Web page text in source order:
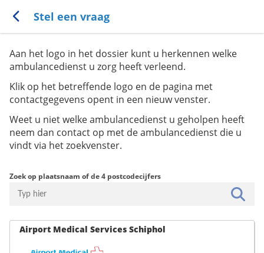
Stel een vraag
Aan het logo in het dossier kunt u herkennen welke
ambulancedienst u zorg heeft verleend.
Klik op het betreffende logo en de pagina met
contactgegevens opent in een nieuw venster.
Weet u niet welke ambulancedienst u geholpen heeft
neem dan contact op met de ambulancedienst die u
vindt via het zoekvenster.
Zoek op plaatsnaam of de 4 postcodecijfers
Airport Medical Services Schiphol